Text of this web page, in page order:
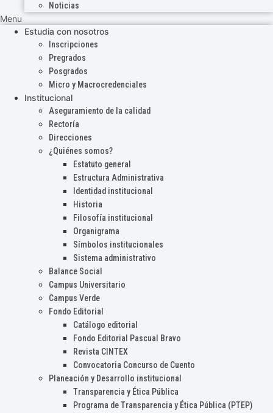
Noticias
Menu
Estudia con nosotros
Inscripciones
Pregrados
Posgrados
Micro y Macrocredenciales
Institucional
Aseguramiento de la calidad
Rectoría
Direcciones
¿Quiénes somos?
Estatuto general
Estructura Administrativa
Identidad institucional
Historia
Filosofía institucional
Organigrama
Símbolos institucionales
Sistema administrativo
Balance Social
Campus Universitario
Campus Verde
Fondo Editorial
Catálogo editorial
Fondo Editorial Pascual Bravo
Revista CINTEX
Convocatoria Concurso de Cuento
Planeación y Desarrollo institucional
Transparencia y Ética Pública
Programa de Transparencia y Ética Pública (PTEP)